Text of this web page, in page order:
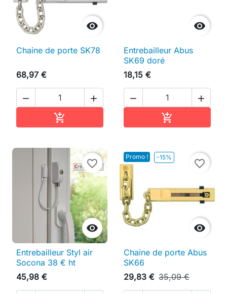

Chaine de porte SK78
68,97 €
 


Entrebailleur Abus
SK69 doré
18,15 €
 


favorite_border
Entrebailleur Styl air
Socona 38 € ht
45,98 €
Promo ! -15%

favorite_border
Chaine de porte Abus
SK66
29,83 € 35,09 €